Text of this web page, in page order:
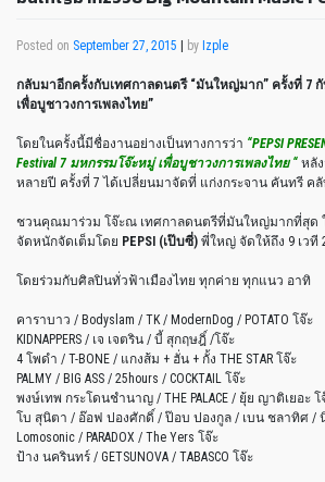
Posted on September 27, 2015 by Izple
กลับมาอีกครั้งกับเทศกาลดนตรี “มันใหญ่มาก” ครั้งที่ 7
เพื่อบูชาวงการเพลงไทย”
โดยในครั้งนี้มีชื่องานอย่างเป็นทางการว่า “PEPSI
Festival 7 มหกรรมโจ๊ะหมู่ เพื่อบูชาวงการเพลงไทย “ หลั
หลายปี ครั้งที่ 7 ได้เปลี่ยนมาจัดที่ แก่งกระจาน คันทรี คลั
ชวนคุณมาร่วม โจ๊ะณ เทศกาลดนตรีที่มันใหญ่มากที่สุด
จัดหนักจัดเต็มโดย PEPSI (เป๊บซี่) พี่ใหญ่ จัดให้ถึง 9 เวที
โดยร่วมกับศิลปินทั่วฟ้าเมืองไทย ทุกค่าย ทุกแนว อาทิ
คาราบาว / Bodyslam / TK / ModernDog / POTATO โจ๊ะ
KIDNAPPERS / เจ เจตริน / บี้ สุกฤษฎิ์ /โจ๊ะ
4 โพดำ / T-BONE / แกงส้ม + ฮั่น + กั้ง THE STAR โจ๊ะ
PALMY / BIG ASS / 25hours / COCKTAIL โจ๊ะ
พงษ์เทพ กระโดนชำนาญ / THE PALACE / ยุ้ย ญาติเยอะ โ
โบ สุนิตา / อ๊อฟ ปองศักดิ์ / ป๊อบ ปองกูล / เบน ชลาทิศ /
Lomosonic / PARADOX / The Yers โจ๊ะ
ป้าง นครินทร์ / GETSUNOVA / TABASCO โจ๊ะ